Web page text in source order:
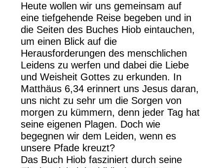
Heute wollen wir uns gemeinsam auf
eine tiefgehende Reise begeben und in
die Seiten des Buches Hiob eintauchen,
um einen Blick auf die
Herausforderungen des menschlichen
Leidens zu werfen und dabei die Liebe
und Weisheit Gottes zu erkunden. In
Matthäus 6,34 erinnert uns Jesus daran,
uns nicht zu sehr um die Sorgen von
morgen zu kümmern, denn jeder Tag hat
seine eigenen Plagen. Doch wie
begegnen wir dem Leiden, wenn es
unsere Pfade kreuzt?
Das Buch Hiob fasziniert durch seine